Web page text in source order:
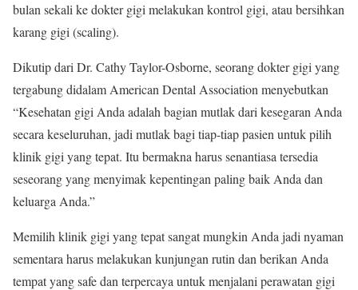
bulan sekali ke dokter gigi melakukan kontrol gigi, atau bersihkan
karang gigi (scaling).
Dikutip dari Dr. Cathy Taylor-Osborne, seorang dokter gigi yang
tergabung didalam American Dental Association menyebutkan
“Kesehatan gigi Anda adalah bagian mutlak dari kesegaran Anda
secara keseluruhan, jadi mutlak bagi tiap-tiap pasien untuk pilih
klinik gigi yang tepat. Itu bermakna harus senantiasa tersedia
seseorang yang menyimak kepentingan paling baik Anda dan
keluarga Anda.”
Memilih klinik gigi yang tepat sangat mungkin Anda jadi nyaman
sementara harus melakukan kunjungan rutin dan berikan Anda
tempat yang safe dan terpercaya untuk menjalani perawatan gigi